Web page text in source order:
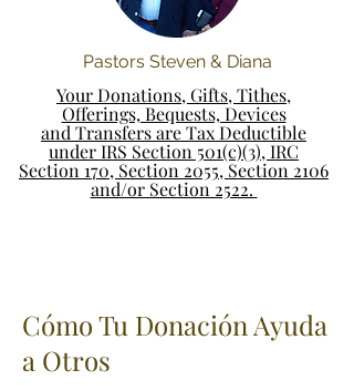
Pastors Steven & Diana
Your Donations, Gifts, Tithes,
Offerings, Bequests, Devices
and Transfers are Tax Deductible
under IRS Section 501(c)(3), IRC
Section 170, Section 2055, Section 2106
and/or Section 2522.
Cómo Tu Donación Ayuda
a Otros